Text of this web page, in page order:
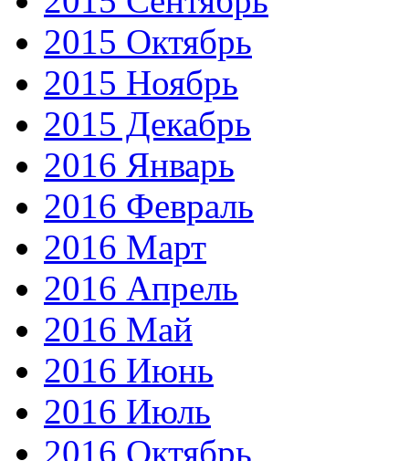
2015 Октябрь
2015 Ноябрь
2015 Декабрь
2016 Январь
2016 Февраль
2016 Март
2016 Апрель
2016 Май
2016 Июнь
2016 Июль
2016 Октябрь